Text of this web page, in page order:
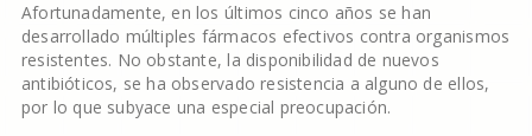
Afortunadamente, en los últimos cinco años se han
desarrollado múltiples fármacos efectivos contra organismos
resistentes. No obstante, la disponibilidad de nuevos
antibióticos, se ha observado resistencia a alguno de ellos,
por lo que subyace una especial preocupación.